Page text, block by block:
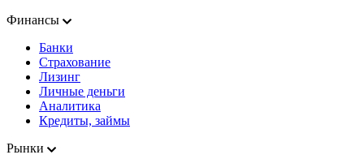
Финансы
Банки
Страхование
Лизинг
Личные деньги
Аналитика
Кредиты, займы
Рынки